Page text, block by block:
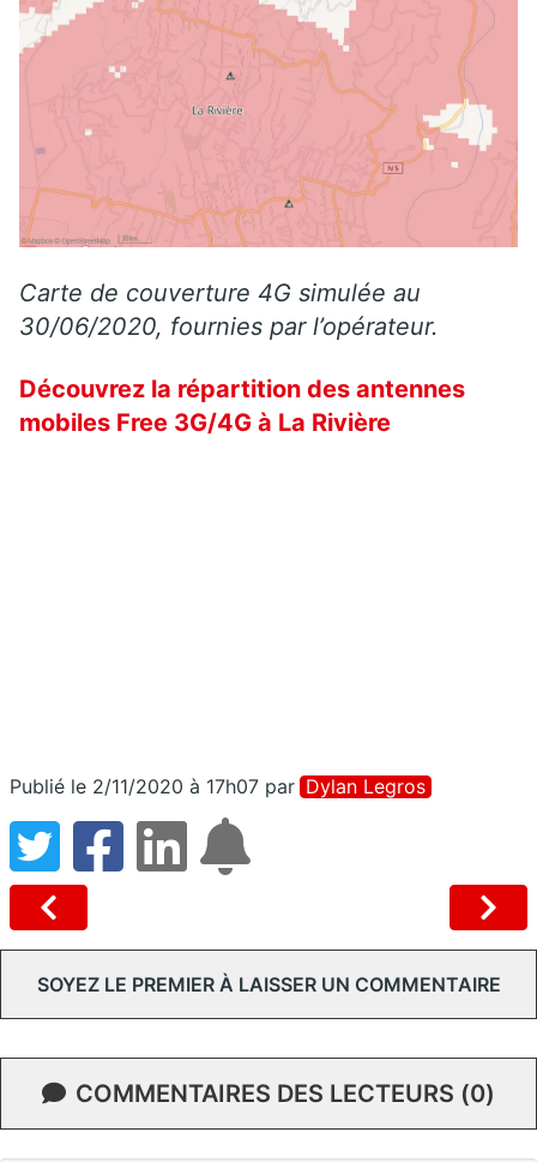
Carte de couverture 4G simulée au
30/06/2020, fournies par l’opérateur.
Découvrez la répartition des antennes
mobiles Free 3G/4G à La Rivière
Publié le 2/11/2020 à 17h07 par Dylan Legros
SOYEZ LE PREMIER À LAISSER UN COMMENTAIRE
COMMENTAIRES DES LECTEURS (0)